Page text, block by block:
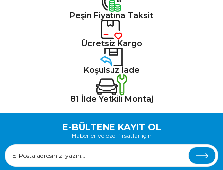
Peşin Fiyatına Taksit
Ücretsiz Kargo
Koşulsuz İade
81 İlde Yetkili Montaj
E-BÜLTENE KAYIT OL
Haberler ve özel fırsatlar için